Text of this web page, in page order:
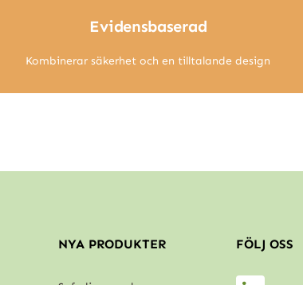
Evidensbaserad
Kombinerar säkerhet och en tilltalande design
NYA PRODUKTER FÖLJ OSS